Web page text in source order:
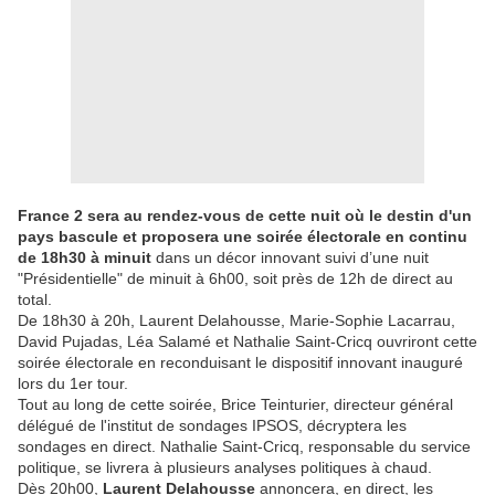
France 2 sera au rendez-vous de cette nuit où le destin d'un
pays bascule et proposera une soirée électorale en continu
de 18h30 à minuit dans un décor innovant suivi d’une nuit
"Présidentielle" de minuit à 6h00, soit près de 12h de direct au
total.
De 18h30 à 20h, Laurent Delahousse, Marie-Sophie Lacarrau,
David Pujadas, Léa Salamé et Nathalie Saint-Cricq ouvriront cette
soirée électorale en reconduisant le dispositif innovant inauguré
lors du 1er tour.
Tout au long de cette soirée, Brice Teinturier, directeur général
délégué de l'institut de sondages IPSOS, décryptera les
sondages en direct. Nathalie Saint-Cricq, responsable du service
politique, se livrera à plusieurs analyses politiques à chaud.
Dès 20h00, Laurent Delahousse annoncera, en direct, les